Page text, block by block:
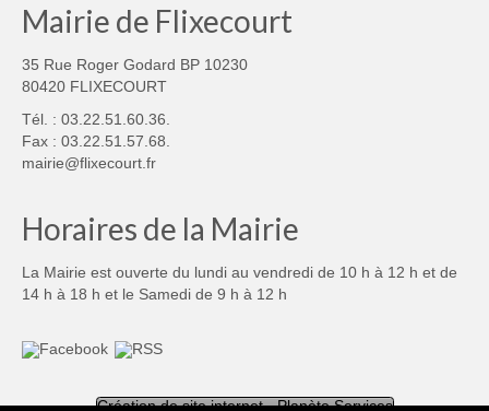
Mairie de Flixecourt
35 Rue Roger Godard BP 10230
80420 FLIXECOURT
Tél. : 03.22.51.60.36.
Fax : 03.22.51.57.68.
mairie@flixecourt.fr
Horaires de la Mairie
La Mairie est ouverte du lundi au vendredi de 10 h à 12 h et de
14 h à 18 h et le Samedi de 9 h à 12 h
Création de site internet - Planète Services